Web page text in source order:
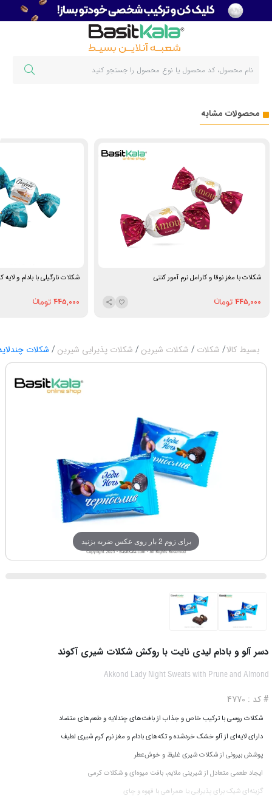
محصولات مشابه
شکلات با مغز نوقا و کارامل نرم آمور کنتی
445,000
شکلات نارگیلی با بادام و لایه
445,000
بسیط کالا شکلات شکلات شیرین شکلات پذیرایی شیرین شکلات
برای زوم 2 بار روی عکس ضربه بزنید
دسر آلو و بادام لیدی نایت با روکش شکلات شیری آکوند
Akkond Lady Night Sweats with Prune and Almond
# کد : 4770
شکلات روسی با ترکیب خاص و جذاب از بافت‌های چندلایه و طعم‌های متضاد
دارای لایه‌ای از آلو خشک خردشده و تکه‌های بادام و مغز نرم کرم شیری لطیف
پوشش بیرونی از شکلات شیری غلیظ و خوش‌عطر
ایجاد طعمی متعادل از شیرینی ملایم، بافت میوه‌ای و شکلات کرمی
گزینه‌ای شیک برای پذیرایی یا همراهی با قهوه و چای